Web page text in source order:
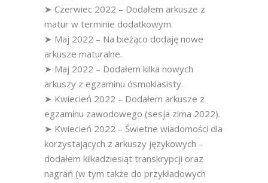
➤ Czerwiec 2022 – Dodałem arkusze z
matur w terminie dodatkowym.
➤ Maj 2022 – Na bieżąco dodaję nowe
arkusze maturalne.
➤ Maj 2022 – Dodałem kilka nowych
arkuszy z egzaminu ósmoklasisty.
➤ Kwiecień 2022 – Dodałem arkusze z
egzaminu zawodowego (sesja zima 2022).
➤ Kwiecień 2022 – Świetne wiadomości dla
korzystających z arkuszy językowych –
dodałem kilkadziesiąt transkrypcji oraz
nagrań (w tym także do przykładowych